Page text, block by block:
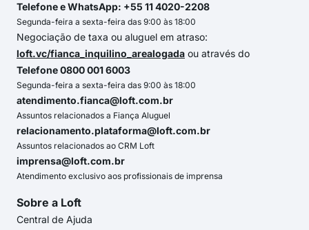
Telefone e WhatsApp: +55 11 4020-2208
Segunda-feira a sexta-feira das 9:00 às 18:00
Negociação de taxa ou aluguel em atraso:
loft.vc/fianca_inquilino_arealogada ou através do
Telefone 0800 001 6003
Segunda-feira a sexta-feira das 9:00 às 18:00
atendimento.fianca@loft.com.br
Assuntos relacionados a Fiança Aluguel
relacionamento.plataforma@loft.com.br
Assuntos relacionados ao CRM Loft
imprensa@loft.com.br
Atendimento exclusivo aos profissionais de imprensa
Sobre a Loft
Central de Ajuda